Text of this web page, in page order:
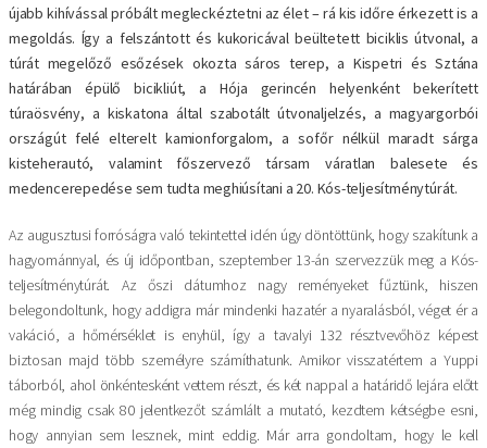
újabb kihívással próbált megleckéztetni az élet – rá kis időre érkezett is a
megoldás. Így a felszántott és kukoricával beültetett biciklis útvonal, a
túrát megelőző esőzések okozta sáros terep, a Kispetri és Sztána
határában épülő bicikliút, a Hója gerincén helyenként bekerített
túraösvény, a kiskatona által szabotált útvonaljelzés, a magyargorbói
országút felé elterelt kamionforgalom, a sofőr nélkül maradt sárga
kisteherautó, valamint főszervező társam váratlan balesete és
medencerepedése sem tudta meghiúsítani a 20. Kós-teljesítménytúrát.
Az augusztusi forróságra való tekintettel idén úgy döntöttünk, hogy szakítunk a
hagyománnyal, és új időpontban, szeptember 13-án szervezzük meg a Kós-
teljesítménytúrát. Az őszi dátumhoz nagy reményeket fűztünk, hiszen
belegondoltunk, hogy addigra már mindenki hazatér a nyaralásból, véget ér a
vakáció, a hőmérséklet is enyhül, így a tavalyi 132 résztvevőhöz képest
biztosan majd több személyre számíthatunk. Amikor visszatértem a Yuppi
táborból, ahol önkéntesként vettem részt, és két nappal a határidő lejára előtt
még mindig csak 80 jelentkezőt számlált a mutató, kezdtem kétségbe esni,
hogy annyian sem lesznek, mint eddig. Már arra gondoltam, hogy le kell